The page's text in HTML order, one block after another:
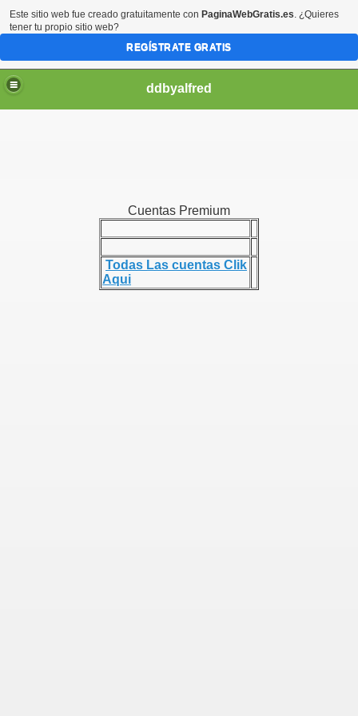
ddbyalfred
Cuentas Premium
Todas Las cuentas Clik
Aqui
Este sitio web fue creado gratuitamente con PaginaWebGratis.es. ¿Quieres
tener tu propio sitio web?
REGÍSTRATE GRATIS